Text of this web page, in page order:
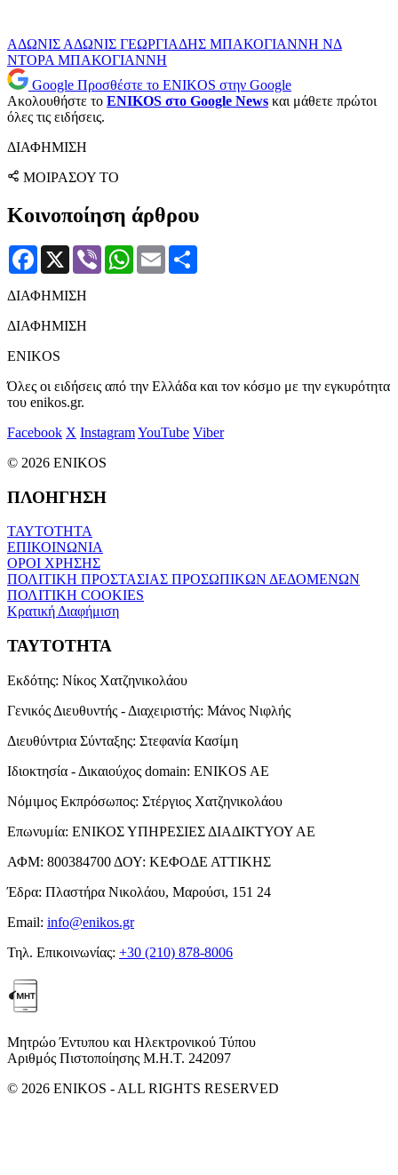
ΑΔΩΝΙΣ ΑΔΩΝΙΣ ΓΕΩΡΓΙΑΔΗΣ ΜΠΑΚΟΓΙΑΝΝΗ ΝΔ
ΝΤΟΡΑ ΜΠΑΚΟΓΙΑΝΝΗ
Google Προσθέστε το ENIKOS στην Google
Ακολουθήστε το ENIKOS στο Google News και μάθετε πρώτοι
όλες τις ειδήσεις.
ΔΙΑΦΗΜΙΣΗ
ΜΟΙΡΑΣΟΥ ΤΟ
Κοινοποίηση άρθρου
Facebook
X Viber WhatsApp
Email
ΔΙΑΦΗΜΙΣΗ
ΔΙΑΦΗΜΙΣΗ
ENIKOS
Όλες οι ειδήσεις από την Ελλάδα και τον κόσμο με την εγκυρότητα
του enikos.gr.
Facebook X InstagramYouTube Viber
© 2026 ENIKOS
ΠΛΟΗΓΗΣΗ
ΤΑΥΤΟΤΗΤΑ
ΕΠΙΚΟΙΝΩΝΙΑ
ΟΡΟΙ ΧΡΗΣΗΣ
ΠΟΛΙΤΙΚΗ ΠΡΟΣΤΑΣΙΑΣ ΠΡΟΣΩΠΙΚΩΝ ΔΕΔΟΜΕΝΩΝ
ΠΟΛΙΤΙΚΗ COOKIES
Κρατική Διαφήμιση
ΤΑΥΤΟΤΗΤΑ
Εκδότης: Νίκος Χατζηνικολάου
Γενικός Διευθυντής - Διαχειριστής: Μάνος Νιφλής
Διευθύντρια Σύνταξης: Στεφανία Κασίμη
Ιδιοκτησία - Δικαιούχος domain: ENIKOS AE
Νόμιμος Εκπρόσωπος: Στέργιος Χατζηνικολάου
Επωνυμία: ΕΝΙΚΟΣ ΥΠΗΡΕΣΙΕΣ ΔΙΑΔΙΚΤΥΟΥ ΑΕ
ΑΦΜ: 800384700 ΔΟΥ: ΚΕΦΟΔΕ ΑΤΤΙΚΗΣ
Έδρα: Πλαστήρα Νικολάου, Μαρούσι, 151 24
Email: info@enikos.gr
Τηλ. Επικοινωνίας: +30 (210) 878-8006
Μητρώο Έντυπου και Ηλεκτρονικού Τύπου
Αριθμός Πιστοποίησης Μ.Η.Τ. 242097
© 2026 ENIKOS - ALL RIGHTS RESERVED